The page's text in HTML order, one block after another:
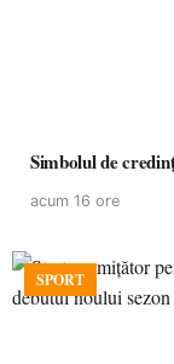
Simbolul de
acum 16 ore
SPORT